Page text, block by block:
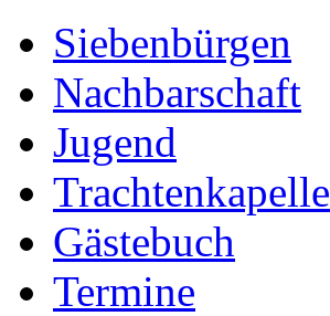
Siebenbürgen
Nachbarschaft
Jugend
Trachtenkapelle
Gästebuch
Termine